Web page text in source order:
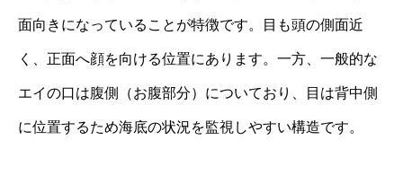
面向きになっていることが特徴です。目も頭の側面近
く、正面へ顔を向ける位置にあります。一方、一般的な
エイの口は腹側（お腹部分）についており、目は背中側
に位置するため海底の状況を監視しやすい構造です。